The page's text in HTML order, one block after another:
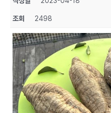
조회 2498